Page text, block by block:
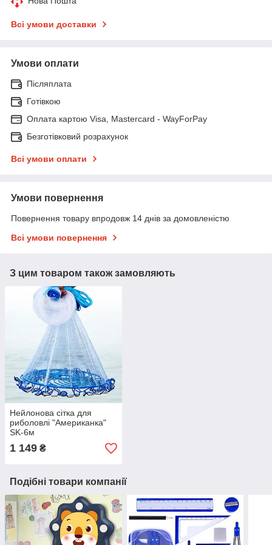
Всі умови доставки
Умови оплати
Післяплата
Готівкою
Оплата картою Visa, Mastercard - WayForPay
Безготівковий розрахунок
Всі умови оплати
Умови повернення
Повернення товару впродовж 14 днів за домовленістю
Всі умови повернення
З цим товаром також замовляють
Нейлонова сітка для
риболовлі "Американка"
SK-6м
1 149 ₴
Подібні товари компанії